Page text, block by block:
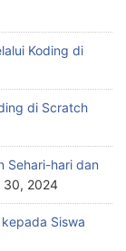
Koding di
di Scratch
Sehari-hari dan
30, 2024
Siswa